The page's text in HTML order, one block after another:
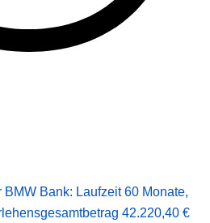
BMW Bank: Laufzeit 60 Monate,
42.220,40 €